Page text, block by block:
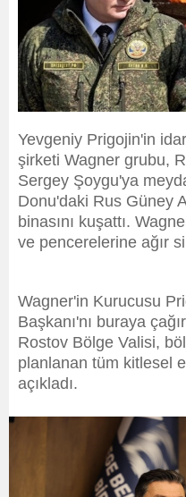
Yevgeniy Prigojin'in
şirketi Wagner grubu,
Sergey Şoygu'ya
Donu'daki Rus Güney
binasını kuşattı.
ve pencerelerine ağır
Wagner'in Kurucusu
Başkanı'nı buraya
Rostov Bölge Valisi,
planlanan tüm kitlesel
açıkladı.